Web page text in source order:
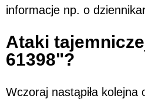
informacje np. o
Ataki
61398"?
Wczoraj nastąpiła kolejna